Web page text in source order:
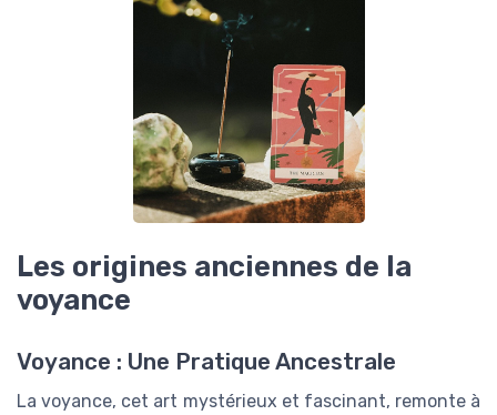
Les origines anciennes de la
voyance
Voyance : Une Pratique Ancestrale
La voyance, cet art mystérieux et fascinant, remonte à